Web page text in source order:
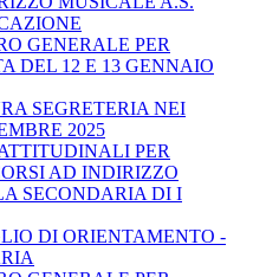
GENERALE PER
DEL 12 E 13 GENNAIO
SEGRETERIA NEI
2025
PER
AD INDIRIZZO
SECONDARIA DI I
DI ORIENTAMENTO -